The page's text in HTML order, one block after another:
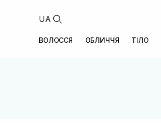
UA
ВОЛОССЯ ОБЛИЧЧЯ ТІЛО